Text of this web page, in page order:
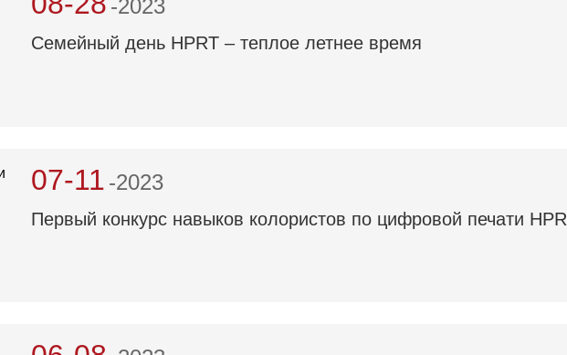
-2023
Семейный день HPRT – теплое летнее время
07-11 -2023
Первый конкурс навыков колористов по цифровой печати